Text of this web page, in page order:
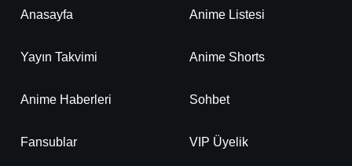
Anasayfa Anime Listesi
Yayın Takvimi Anime Shorts
Anime Haberleri Sohbet
Fansublar VIP Üyelik